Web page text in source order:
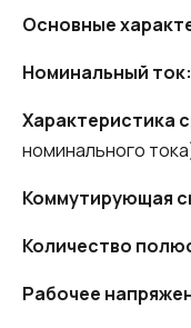
Основные
Номинальный ток:
Характеристика
номинального
Коммутирующая
Количество
Рабочее